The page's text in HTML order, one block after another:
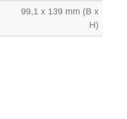
99,1 x 139 mm (B x
H)